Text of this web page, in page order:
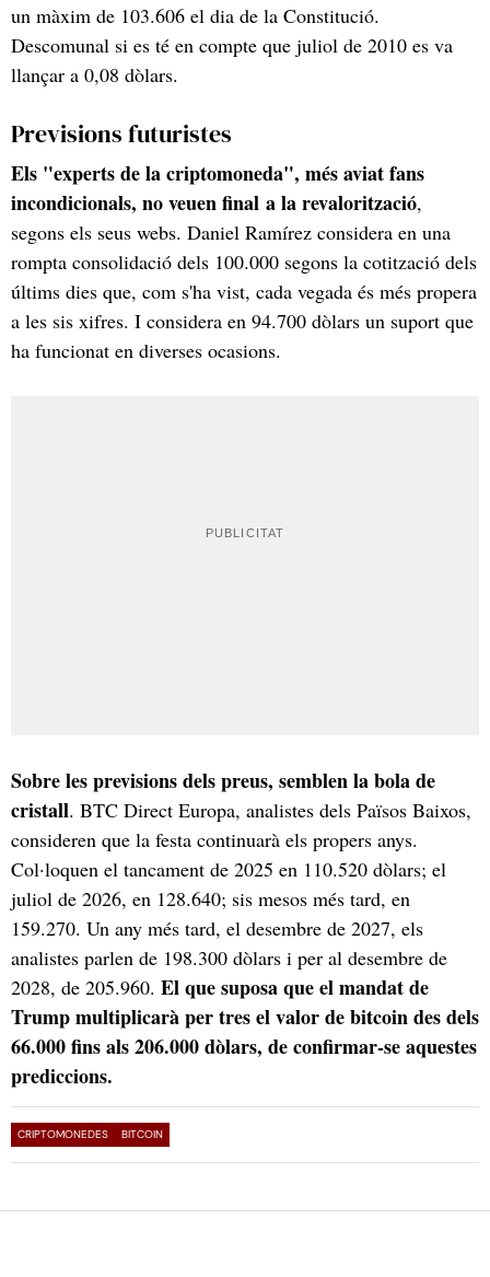
un màxim de 103.606 el dia de la Constitució.
Descomunal si es té en compte que juliol de 2010 es va
llançar a 0,08 dòlars.
Previsions futuristes
Els "experts de la criptomoneda", més aviat fans
incondicionals, no veuen final a la revalorització,
segons els seus webs. Daniel Ramírez considera en una
rompta consolidació dels 100.000 segons la cotització dels
últims dies que, com s'ha vist, cada vegada és més propera
a les sis xifres. I considera en 94.700 dòlars un suport que
ha funcionat en diverses ocasions.
Sobre les previsions dels preus, semblen la bola de
cristall. BTC Direct Europa, analistes dels Països Baixos,
consideren que la festa continuarà els propers anys.
Col·loquen el tancament de 2025 en 110.520 dòlars; el
juliol de 2026, en 128.640; sis mesos més tard, en
159.270. Un any més tard, el desembre de 2027, els
analistes parlen de 198.300 dòlars i per al desembre de
2028, de 205.960. El que suposa que el mandat de
Trump multiplicarà per tres el valor de bitcoin des dels
66.000 fins als 206.000 dòlars, de confirmar-se aquestes
prediccions.
CRIPTOMONEDES BITCOIN